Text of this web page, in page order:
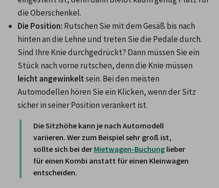
die Oberschenkel.
Die Position: Rutschen Sie mit dem Gesäß bis nach
hinten an die Lehne und treten Sie die Pedale durch.
Sind Ihre Knie durchgedrückt? Dann müssen Sie ein
Stück nach vorne rutschen, denn die Knie müssen
leicht angewinkelt sein. Bei den meisten
Automodellen hören Sie ein Klicken, wenn der Sitz
sicher in seiner Position verankert ist.
Die Sitzhöhe kann je nach Automodell
variieren. Wer zum Beispiel sehr groß ist,
sollte sich bei der Mietwagen-Buchung lieber
für einen Kombi anstatt für einen Kleinwagen
entscheiden.